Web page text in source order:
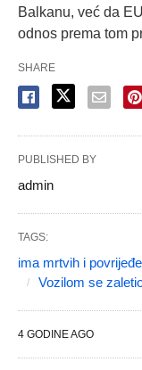
Balkanu, već da
odnos prema tom
SHARE
PUBLISHED BY
admin
TAGS:
ima mrtvih i
Vozilom se
4 GODINE AGO